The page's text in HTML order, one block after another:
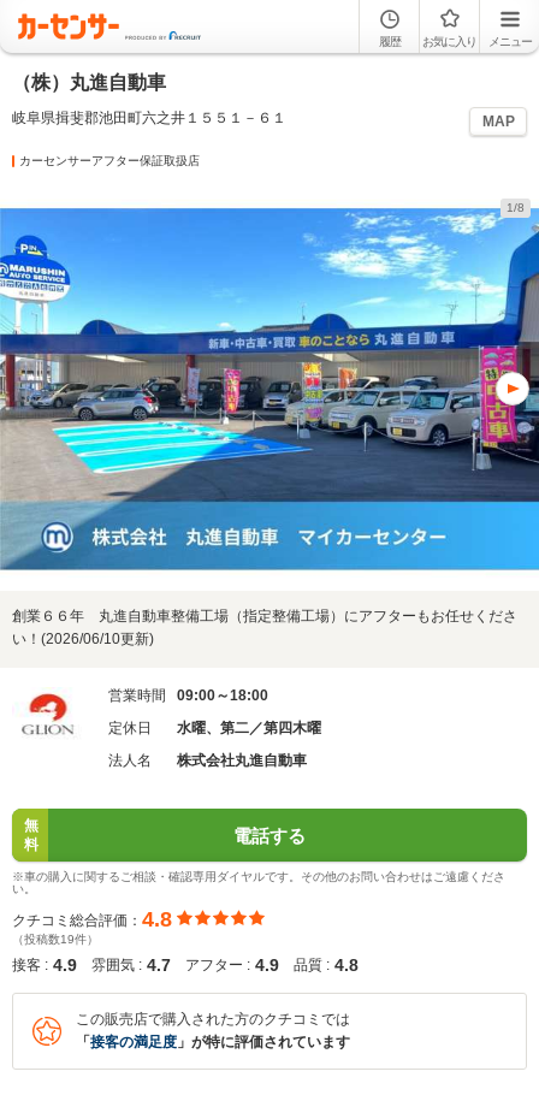
履歴 お気に入り メニュー
（株）丸進自動車
岐阜県揖斐郡池田町六之井１５５１－６１ MAP
カーセンサーアフター保証取扱店
1/8
創業６６年 丸進自動車整備工場（指定整備工場）にアフターもお任せくださ
い！(2026/06/10更新)
営業時間
09:00～18:00
定休日
水曜、第二／第四木曜
法人名
株式会社丸進自動車
無
料
電話する
※車の購入に関するご相談・確認専用ダイヤルです。その他のお問い合わせはご遠慮くださ
い。
クチコミ総合評価： 4.8
（投稿数19件）
接客 : 4.9 雰囲気 : 4.7 アフター : 4.9 品質 : 4.8
この販売店で購入された方のクチコミでは
「 接客の満足度 」が特に評価されています